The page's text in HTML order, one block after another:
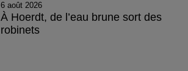
6 août 2026
À Hoerdt, de l’eau brune sort des
robinets